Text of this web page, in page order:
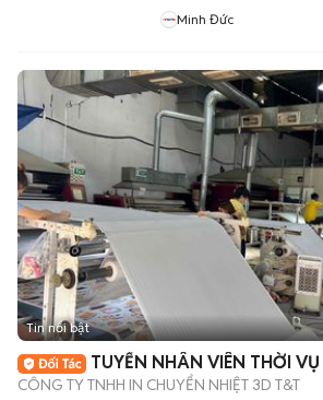
Minh Đức
Tin nổi bật
TUYỂN NHÂN VIÊN THỜI VỤ
CÔNG TY TNHH IN CHUYỂN NHIỆT 3D T&T